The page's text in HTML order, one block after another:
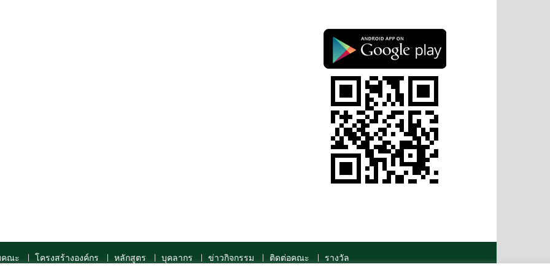
คณะ โครงสร้างองค์กร หลักสูตร บุคลากร ข่าวกิจกรรม ติดต่อคณะ
รางวัล